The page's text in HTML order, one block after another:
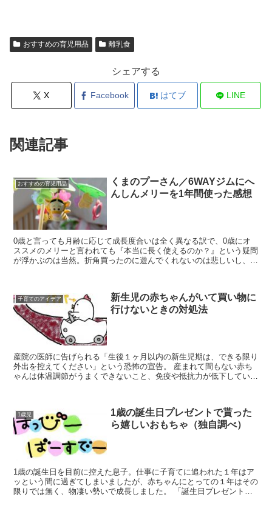
おすすめの育児用品 離乳食
シェアする
X Facebook はてブ LINE
関連記事
おすすめの育児用品
くまのプーさん／6WAYジムにへ
んしんメリーを1年間使った感想
0歳と言っても月齢に応じて成長度合いは全く異なる訳で、0歳にオ
ススメのメリーと言われても『本当に長く使えるのか？』という疑問
が浮かぶのは当然。折角買ったのに遊んでくれないのは悲しいし、何
子育てのアイデア
新生児の赤ちゃんがいて買い物に
行けないときの対処法
産院の医師に告げられる「生後１ヶ月以内の新生児期は、できる限り
外出を控えてください」という恐怖の宣告。 産まれて間もない赤ち
ゃんは体温調節がうまくできないこと、免疫や抵抗力が低下していて
1歳児
1歳の誕生日プレゼントで貰った
ら嬉しいおもちゃ（独自調べ）
1歳の誕生日を目前に控えた息子。仕事に子育てに追われた１年はア
ッという間に過ぎてしまいましたが、赤ちゃんにとっての１年はその
限りでは無く、物凄い勢いで成長しました。 「誕生日プレゼントは